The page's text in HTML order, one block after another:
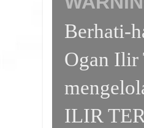
Berhati-
Ogan Ilir
ILIR